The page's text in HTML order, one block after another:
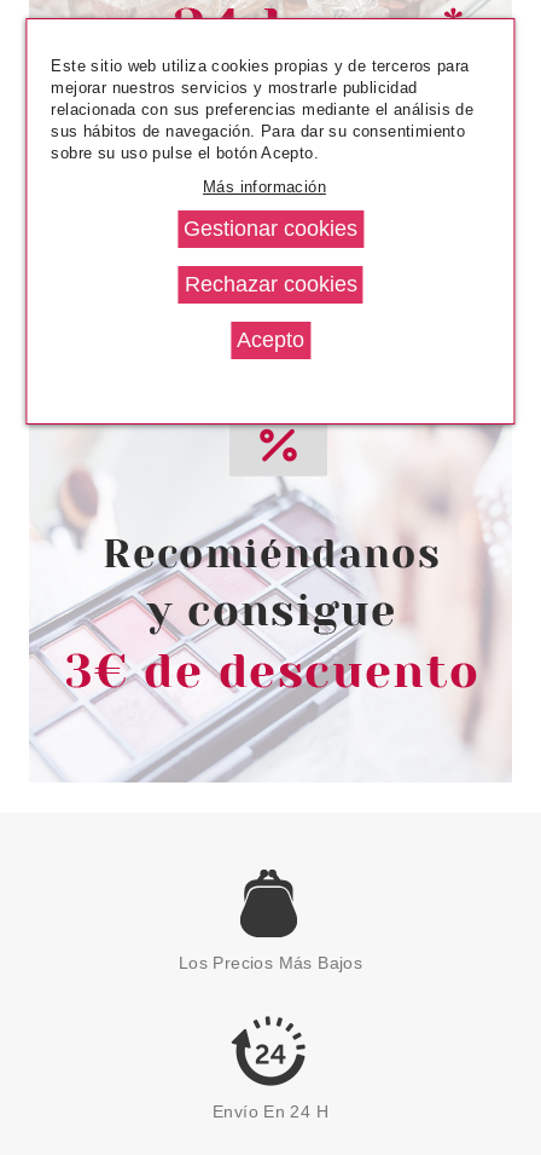
-17% 1.57€
ESSENCE
ESSENCE GEL NAIL POLISH
ESMALTE DE UÑAS 13
FORGIVE ME
-22%
desde
1.95€
ESSENCE
ESSENCE COLOUR GRIP BASE
COAT 8 ML
1.71€
Los Precios Más Bajos
Envío En 24 H
Este sitio web utiliza cookies propias y de terceros para
mejorar nuestros servicios y mostrarle publicidad
relacionada con sus preferencias mediante el análisis de
sus hábitos de navegación. Para dar su consentimiento
sobre su uso pulse el botón Acepto.
Más información